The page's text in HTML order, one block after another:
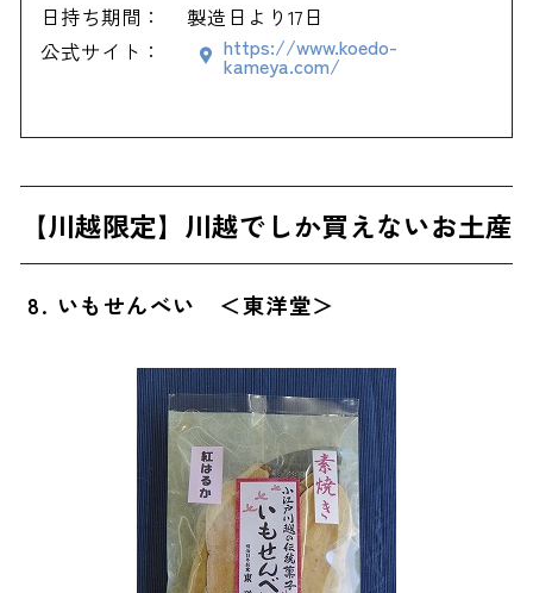
日持ち期間：
製造日より17日
公式サイト：
https://www.koedo-
kameya.com/
【川越限定】川越でしか買えないお土産
8. いもせんべい ＜東洋堂＞